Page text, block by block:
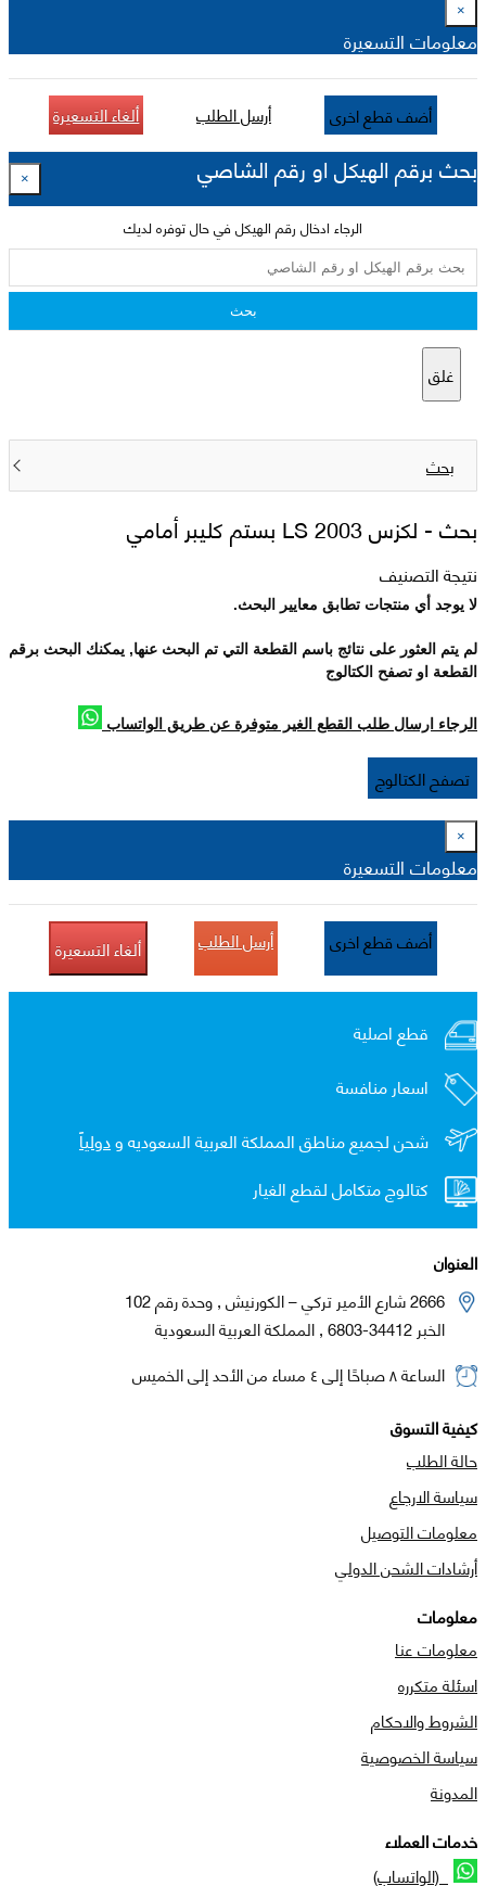
×
معلومات التسعيرة
أضف قطع اخرى أرسل الطلب ألغاء التسعيرة
بحث برقم الهيكل او رقم الشاصي ×
الرجاء ادخال رقم الهيكل في حال توفره لديك
بحث
غلق
بحث
بحث - لكزس 2003 LS بستم كليبر أمامي
نتيجة التصنيف
لا يوجد أي منتجات تطابق معايير البحث.
لم يتم العثور على نتائج باسم القطعة التي تم البحث عنها, يمكنك البحث برقم
القطعة او تصفح الكتالوج
الرجاء ارسال طلب القطع الغير متوفرة عن طريق الواتساب
تصفح الكتالوج
×
معلومات التسعيرة
أضف قطع اخرى أرسل الطلب ألغاء التسعيرة
قطع اصلية
اسعار منافسة
شحن لجميع مناطق المملكة العربية السعوديه ودولياً
كتالوج متكامل لقطع الغيار
العنوان
2666 شارع الأمير تركي – الكورنيش , وحدة رقم 102
الخبر 34412-6803 , المملكة العربية السعودية
الساعة ٨ صباحًا إلى ٤ مساء من الأحد إلى الخميس
كيفية التسوق
حالة الطلب
سياسة الارجاع
معلومات التوصيل
أرشادات الشحن الدولي
معلومات
معلومات عنا
اسئلة متكرره
الشروط والاحكام
سياسة الخصوصية
المدونة
خدمات العملاء
(الواتساب)